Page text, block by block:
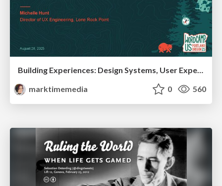
Building Experiences: Design Systems, User Experience, and Full Site Editing
marktimemedia
0 560